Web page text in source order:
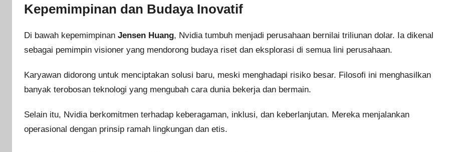
Kepemimpinan dan Budaya Inovatif
Di bawah kepemimpinan Jensen Huang, Nvidia tumbuh menjadi perusahaan bernilai triliunan dolar. Ia dikenal
sebagai pemimpin visioner yang mendorong budaya riset dan eksplorasi di semua lini perusahaan.
Karyawan didorong untuk menciptakan solusi baru, meski menghadapi risiko besar. Filosofi ini menghasilkan
banyak terobosan teknologi yang mengubah cara dunia bekerja dan bermain.
Selain itu, Nvidia berkomitmen terhadap keberagaman, inklusi, dan keberlanjutan. Mereka menjalankan
operasional dengan prinsip ramah lingkungan dan etis.